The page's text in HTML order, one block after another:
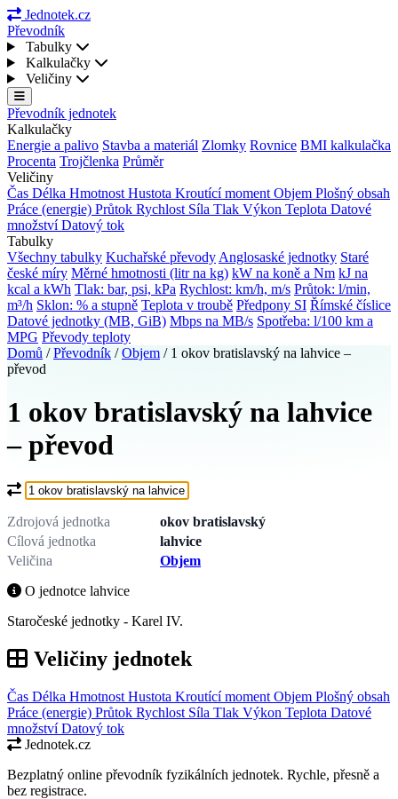
Jednotek.cz
Převodník
Tabulky
Kalkulačky
Veličiny
Převodník jednotek
Kalkulačky
Energie a palivo Stavba a materiál Zlomky Rovnice BMI kalkulačka
Procenta Trojčlenka Průměr
Veličiny
Čas Délka Hmotnost Hustota Kroutící moment Objem Plošný obsah
Práce (energie) Průtok Rychlost Síla Tlak Výkon Teplota Datové
množstvíDatový tok
Tabulky
Všechny tabulky Kuchařské převody Anglosaské jednotky Staré
české míry Měrné hmotnosti (litr na kg) kW na koně a Nm kJ na
kcal a kWh Tlak: bar, psi, kPa Rychlost: km/h, m/s Průtok: l/min,
m³/h Sklon: % a stupně Teplota v troubě Předpony SI Římské číslice
Datové jednotky (MB, GiB) Mbps na MB/s Spotřeba: l/100 km a
MPG Převody teploty
Domů / Převodník / Objem / 1 okov bratislavský na lahvice –
převod
1 okov bratislavský na lahvice
– převod
Co chcete převést?
Zdrojová jednotka
okov bratislavský
Cílová jednotka
lahvice
Veličina
Objem
O jednotce lahvice
Staročeské jednotky - Karel IV.
Veličiny jednotek
Čas Délka Hmotnost Hustota Kroutící moment Objem Plošný obsah
Práce (energie) Průtok Rychlost Síla Tlak Výkon Teplota Datové
množstvíDatový tok
Jednotek.cz
Bezplatný online převodník fyzikálních jednotek. Rychle, přesně a
bez registrace.